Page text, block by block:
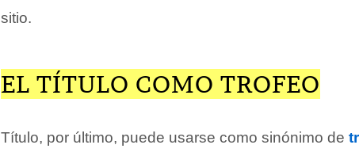
sitio.
EL TÍTULO COMO TROFEO
Título, por último, puede usarse como sinónimo de